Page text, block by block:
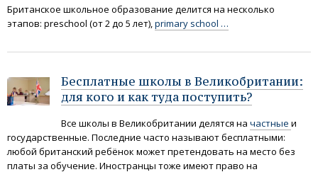
Британское школьное образование делится на несколько
этапов: preschool (от 2 до 5 лет),primary school …
Бесплатные школы в Великобритании:
для кого и как туда поступить?
Все школы в Великобритании делятся на частные и
государственные. Последние часто называют бесплатными:
любой британский ребёнок может претендовать на место без
платы за обучение. Иностранцы тоже имеют право на